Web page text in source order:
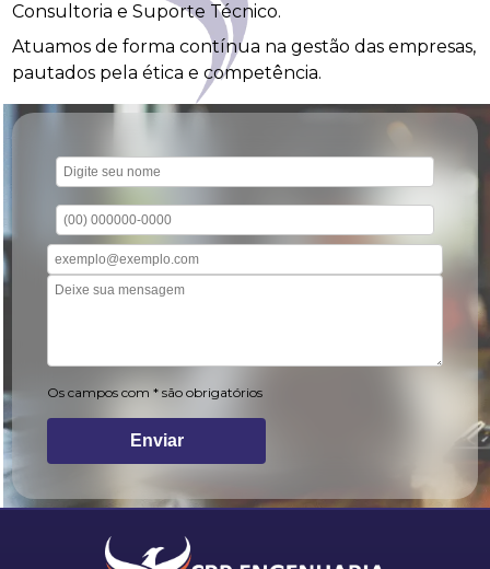
Consultoria e Suporte Técnico.
Atuamos de forma contínua na gestão das empresas,
pautados pela ética e competência.
Os campos com * são obrigatórios